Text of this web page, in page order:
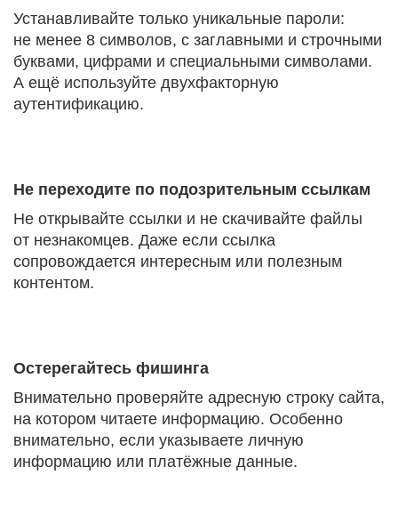
Устанавливайте только уникальные пароли:
не менее 8 символов, с заглавными и строчными
буквами, цифрами и специальными символами.
А ещё используйте двухфакторную
аутентификацию.
Не переходите по подозрительным ссылкам
Не открывайте ссылки и не скачивайте файлы
от незнакомцев. Даже если ссылка
сопровождается интересным или полезным
контентом.
Остерегайтесь фишинга
Внимательно проверяйте адресную строку сайта,
на котором читаете информацию. Особенно
внимательно, если указываете личную
информацию или платёжные данные.